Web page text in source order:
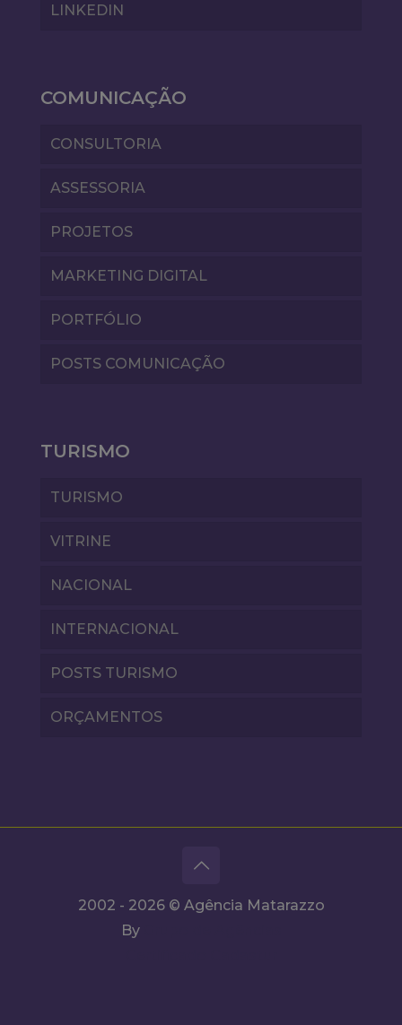
LINKEDIN
COMUNICAÇÃO
CONSULTORIA
ASSESSORIA
PROJETOS
MARKETING DIGITAL
PORTFÓLIO
POSTS COMUNICAÇÃO
TURISMO
TURISMO
VITRINE
NACIONAL
INTERNACIONAL
POSTS TURISMO
ORÇAMENTOS
2002 - 2026 © Agência Matarazzo
By